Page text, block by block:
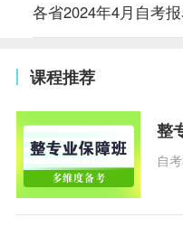
各省2024年4月自考
课程推荐
整
自